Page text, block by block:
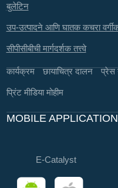
बुलेटिन
उप-उत्पादने आणि घातक कचरा
सीपीसीबीची मार्गदर्शक तत्त्वे
कार्यक्रम छायाचित्र दालन प्रेस
प्रिंट मीडिया मोहीम
MOBILE
E-Catalyst